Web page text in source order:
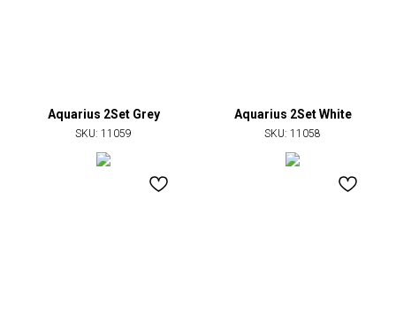
Aquarius 2Set Grey
SKU: 11059
Aquarius 2Set White
SKU: 11058